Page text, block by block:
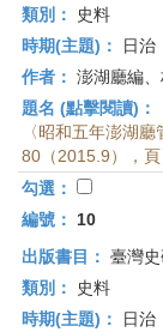
類別：
史料
時期(主題)：
日治
作者： 澎湖廳編
題名 (點擊閱讀)：
〈昭和五年澎湖
80（2015.9），頁
勾選：
編號：
10
出版書目： 臺灣
類別：
史料
時期(主題)：
日治